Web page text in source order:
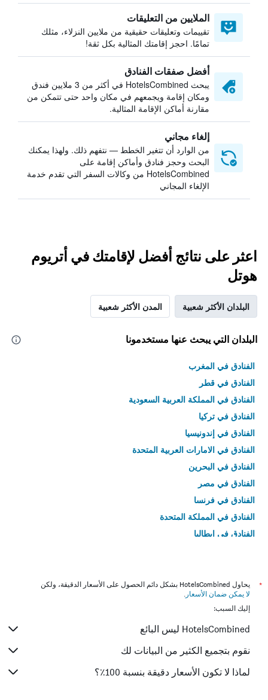
الملايين من التعليقات
تقييمات وتعليقات حقيقية من ملايين النزلاء، مثلك
تمامًا. احجز إقامتك المثالية بكل ثقة!
أفضل صفقات الفنادق
يبحث HotelsCombined في أكثر من 3 ملايين فندق
ومكان إقامة ويجمعهم في مكان واحد حتى تتمكن من
مقارنة أماكن الإقامة المثالية.
إلغاء مجاني
من الوارد أن تتغير الخطط — نتفهم ذلك. ولهذا يمكنك
البحث وحجز فنادق وأماكن إقامة على
HotelsCombined من وكالات السفر التي تقدم خدمة
الإلغاء المجاني
اعثر على نتائج أفضل لإقامتك في أتريوم
هوتل
البلدان الأكثر شعبية المدن الأكثر شعبية
البلدان التي يبحث عنها مستخدمونا
الفنادق في المغرب
الفنادق في قطر
الفنادق في المملكة العربية السعودية
الفنادق في تركيا
الفنادق في إندونيسيا
الفنادق في الامارات العربية المتحدة
الفنادق في البحرين
الفنادق في مصر
الفنادق في فرنسا
الفنادق في المملكة المتحدة
الفنادق في إيطاليا
*
يحاول HotelsCombined بشكل دائم الحصول على الأسعار الدقيقة، ولكن
لا يمكن ضمان الأسعار .
إليك السبب:
HotelsCombined ليس البائع
نقوم بتجميع الكثير من البيانات لك
لماذا لا تكون الأسعار دقيقة بنسبة 100٪؟